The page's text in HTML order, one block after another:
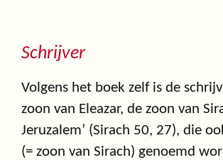
Schrijver
Volgens het boek zelf is de
zoon van Eleazar, de zoon van
Jeruzalem’ (Sirach 50, 27), die
(= zoon van Sirach) genoemd